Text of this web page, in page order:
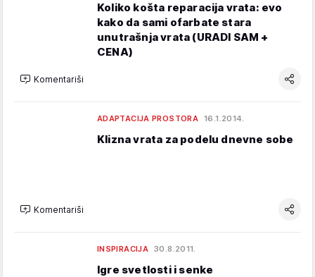
Koliko košta reparacija vrata: evo
kako da sami ofarbate stara
unutrašnja vrata (URADI SAM +
CENA)
Komentariši
ADAPTACIJA PROSTORA 16.1.2014.
Klizna vrata za podelu dnevne sobe
Komentariši
INSPIRACIJA 30.8.2011.
Igre svetlosti i senke